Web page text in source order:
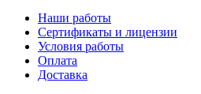
Наши работы
Сертификаты и лицензии
Условия работы
Оплата
Доставка